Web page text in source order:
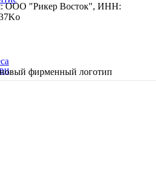
ООО "Рикер Восток", ИНН:
фирменный логотип